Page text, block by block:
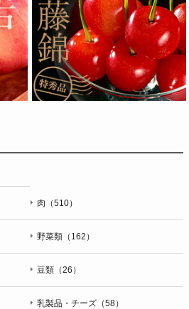
肉（510）
野菜類（162）
豆類（26）
乳製品・チーズ（58）